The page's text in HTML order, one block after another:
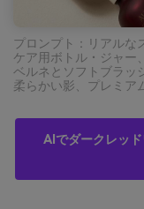
プロンプト：リアルな
ケア用ボトル・ジャー
ベルネとソフトブラッ
柔らかい影、プレミア
AIでダークレッ